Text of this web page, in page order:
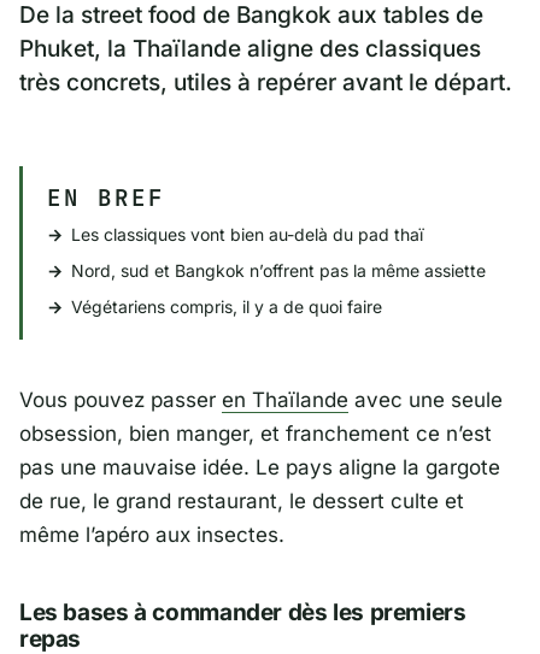
De la street food de Bangkok aux tables de
Phuket, la Thaïlande aligne des classiques
très concrets, utiles à repérer avant le départ.
EN BREF
Les classiques vont bien au-delà du pad thaï
Nord, sud et Bangkok n’offrent pas la même assiette
Végétariens compris, il y a de quoi faire
Vous pouvez passer en Thaïlande avec une seule
obsession, bien manger, et franchement ce n’est
pas une mauvaise idée. Le pays aligne la gargote
de rue, le grand restaurant, le dessert culte et
même l’apéro aux insectes.
Les bases à commander dès les premiers
repas